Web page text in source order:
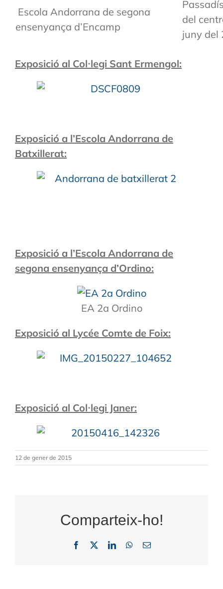
Escola Andorrana de segona
ensenyança d’Encamp
del
juny del
Exposició al Col·legi Sant Ermengol:
Exposició a l’Escola Andorrana de
Batxillerat:
Exposició a l’Escola Andorrana de
segona ensenyança d’Ordino:
EA 2a Ordino
Exposició al Lycée Comte de Foix:
Exposició al Col·legi Janer:
12 de gener de 2015
Comparteix-ho!
Facebook LinkedInWhatsApp
Email: